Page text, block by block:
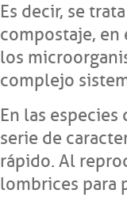
Es decir, se
compostaje, en
los
complejo
En las
serie de
rápido. Al
lombrices para